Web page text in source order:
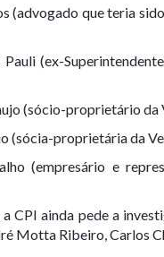
(advogado que teria
(ex-
(sócio-proprietário da
(sócia-proprietária da
(empresário e
CPI ainda pede a
Motta Ribeiro, Carlos